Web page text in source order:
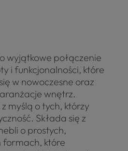
wyjątkowe połączenie
i funkcjonalności, które
w nowoczesne oraz
wnętrz.
myślą o tych, którzy
Składa się z
o prostych,
formach, które